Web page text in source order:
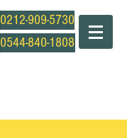
0212-909-5730
0544-840-1808